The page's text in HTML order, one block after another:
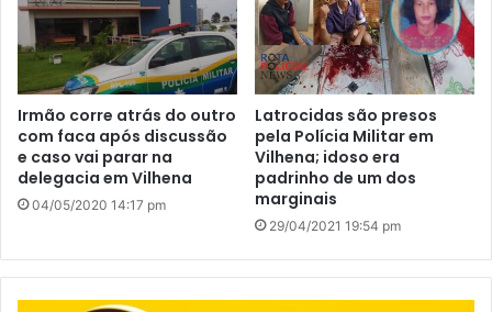
Irmão corre atrás do outro
com faca após discussão
e caso vai parar na
delegacia em Vilhena
04/05/2020 14:17 pm
Latrocidas são presos
pela Polícia Militar em
Vilhena; idoso era
padrinho de um dos
marginais
29/04/2021 19:54 pm